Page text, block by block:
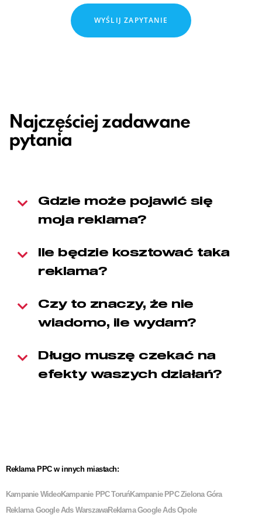
WYŚLIJ ZAPYTANIE
Najczęściej zadawane
pytania
Gdzie może pojawić się
moja reklama?
Ile będzie kosztować taka
reklama?
Czy to znaczy, że nie
wiadomo, ile wydam?
Długo muszę czekać na
efekty waszych działań?
Reklama PPC w innych miastach:
Kampanie WideoKampanie PPC ToruńKampanie PPC Zielona Góra
Reklama Google Ads WarszawaReklama Google Ads Opole